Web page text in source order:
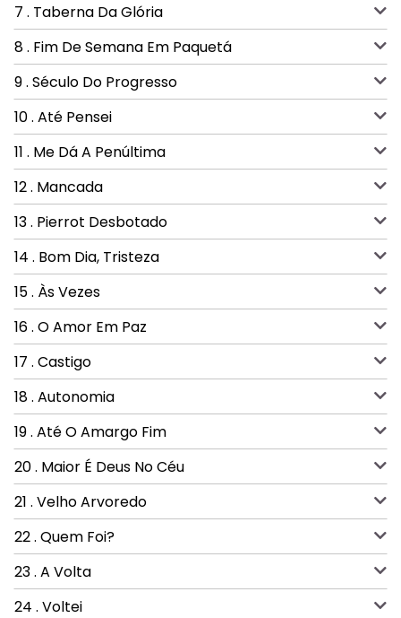
7 . Taberna Da Glória
8 . Fim De Semana Em Paquetá
9 . Século Do Progresso
10 . Até Pensei
11 . Me Dá A Penúltima
12 . Mancada
13 . Pierrot Desbotado
14 . Bom Dia, Tristeza
15 . Às Vezes
16 . O Amor Em Paz
17 . Castigo
18 . Autonomia
19 . Até O Amargo Fim
20 . Maior É Deus No Céu
21 . Velho Arvoredo
22 . Quem Foi?
23 . A Volta
24 . Voltei